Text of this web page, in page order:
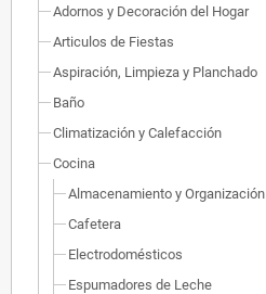
Adornos y Decoración del Hogar
Articulos de Fiestas
Aspiración, Limpieza y Planchado
Baño
Climatización y Calefacción
Cocina
Almacenamiento y Organización
Cafetera
Electrodomésticos
Espumadores de Leche